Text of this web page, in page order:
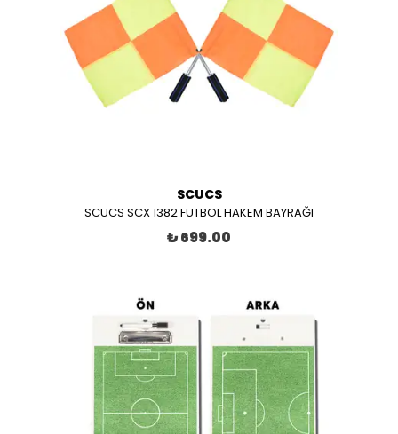
SCUCS
SCUCS SCX 1382 FUTBOL HAKEM BAYRAĞI
₺ 699.00